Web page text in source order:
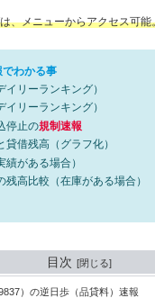
、メニューからアクセス可能
でわかる事
イリーランキング）
イリーランキング）
停止の規制速報
貸借残高（グラフ化）
績がある場合）
残高比較（在庫がある場合）
目次
）の逆日歩（品貸料）速報